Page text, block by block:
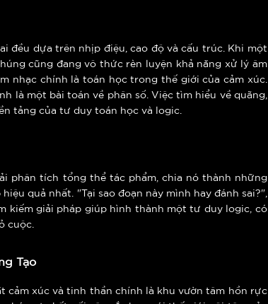
đều dựa trên nhịp điệu, cao độ và cấu trúc. Khi một
cũng đang vô thức rèn luyện khả năng xử lý âm
nhạc chính là toán học trong thế giới của cảm xúc.
là một bài toán về phân số. Việc tìm hiểu về quãng,
tảng của tư duy toán học và logic.
phân tích tổng thể tác phẩm, chia nó thành những
quả nhất. "Tại sao đoạn này mình hay đánh sai?",
kiếm giải pháp giúp hình thành một tư duy logic, có
cuộc.
Tạo
xúc và tinh thần chính là khu vườn tâm hồn rực